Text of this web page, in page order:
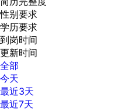
性别要求
学历要求
到岗时间
更新时间
全部
今天
最近3天
最近7天